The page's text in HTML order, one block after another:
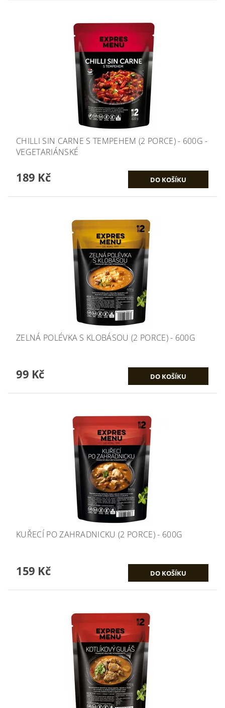
CHILLI SIN CARNE S TEMPEHEM (2 PORCE) - 600G -
VEGETARIÁNSKÉ
189 Kč
ZELNÁ POLÉVKA S KLOBÁSOU (2 PORCE) - 600G
99 Kč
KUŘECÍ PO ZAHRADNICKU (2 PORCE) - 600G
159 Kč